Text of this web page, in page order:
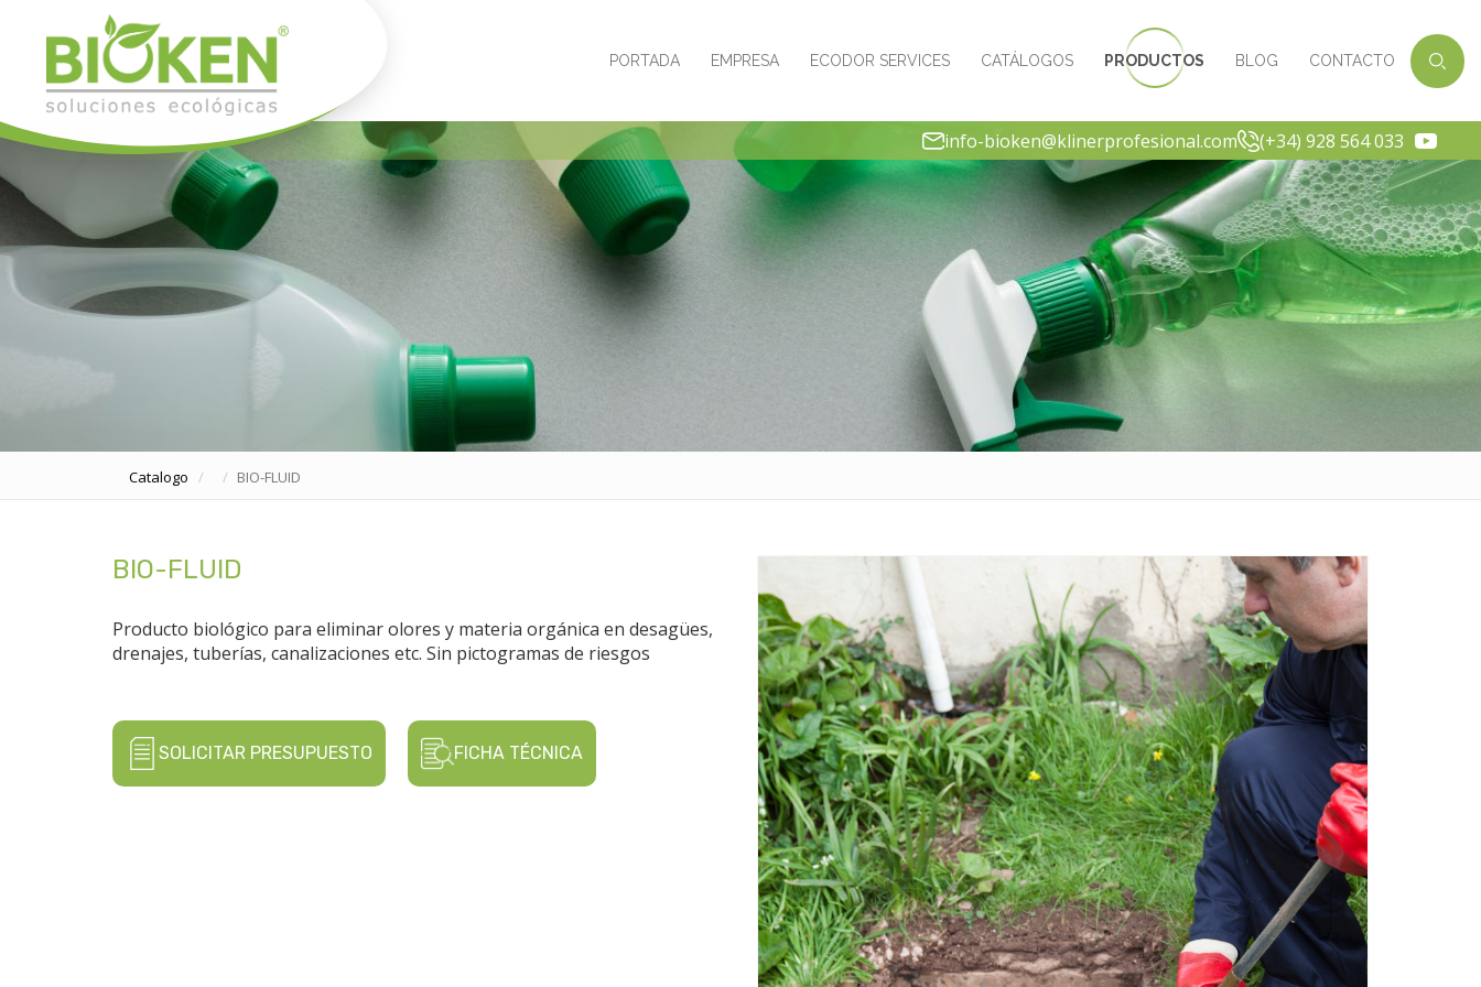
PORTADA EMPRESA ECODOR SERVICES CATÁLOGOS PRODUCTOS BLOG CONTACTO
info-bioken@klinerprofesional.com (+34) 928 564 033
Catalogo BIO-FLUID
BIO-FLUID
Producto biológico para eliminar olores y materia orgánica en desagües,
drenajes, tuberías, canalizaciones etc. Sin pictogramas de riesgos
SOLICITAR PRESUPUESTO FICHA TÉCNICA